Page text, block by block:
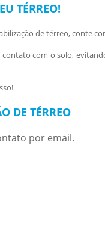
TÉRREO!
de térreo, conte
com o solo,
DE TÉRREO
por email.